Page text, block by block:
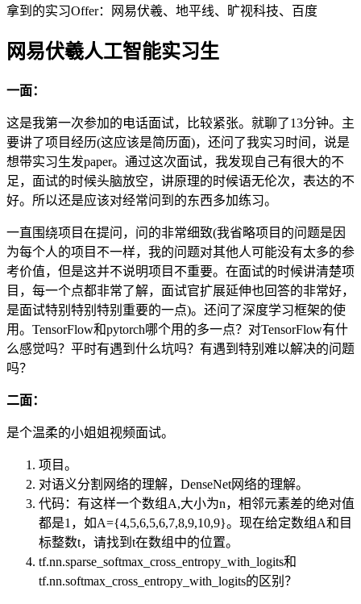
拿到的实习Offer：网易伏羲、地平线、旷视科技、百度
网易伏羲人工智能实习生
一面：
这是我第一次参加的电话面试，比较紧张。就聊了13分钟。主
要讲了项目经历(这应该是简历面)，还问了我实习时间，说是
想带实习生发paper。通过这次面试，我发现自己有很大的不
足，面试的时候头脑放空，讲原理的时候语无伦次，表达的不
好。所以还是应该对经常问到的东西多加练习。
一直围绕项目在提问，问的非常细致(我省略项目的问题是因
为每个人的项目不一样，我的问题对其他人可能没有太多的参
考价值，但是这并不说明项目不重要。在面试的时候讲清楚项
目，每一个点都非常了解，面试官扩展延伸也回答的非常好，
是面试特别特别特别重要的一点)。还问了深度学习框架的使
用。TensorFlow和pytorch哪个用的多一点？对TensorFlow有什
么感觉吗？平时有遇到什么坑吗？有遇到特别难以解决的问题
吗？
二面：
是个温柔的小姐姐视频面试。
项目。
对语义分割网络的理解，DenseNet网络的理解。
代码：有这样一个数组A,大小为n，相邻元素差的绝对值
都是1，如A={4,5,6,5,6,7,8,9,10,9}。现在给定数组A和目
标整数t，请找到t在数组中的位置。
tf.nn.sparse_softmax_cross_entropy_with_logits和
tf.nn.softmax_cross_entropy_with_logits的区别？